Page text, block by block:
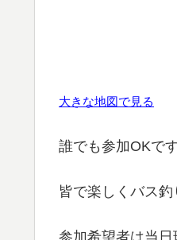
大きな地図で見る
誰でも参加OKです
皆で楽しくバス釣